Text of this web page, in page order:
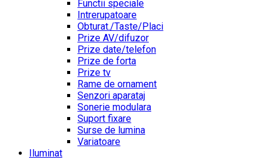
Functii speciale
Intrerupatoare
Obturat./Taste/Placi
Prize AV/difuzor
Prize date/telefon
Prize de forta
Prize tv
Rame de ornament
Senzori aparataj
Sonerie modulara
Suport fixare
Surse de lumina
Variatoare
Iluminat